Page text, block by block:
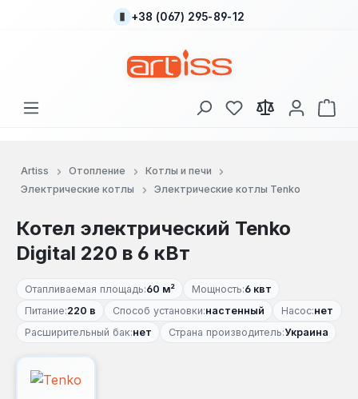
Перейти к основному содержанию
+38 (067) 295-89-12
У вас есть товары
В
Artiss Отопление
Котлы и печи
Электрические котлы
Электрические котлы Tenko
Котел электрический Tenko
Digital 220 в 6 кВт
Отапливаемая площадь:60 м² Мощность:6 квт
Питание:220 в Способ установки:настенный Насос:нет
Расширительный бак:нет Страна производитель:Украина